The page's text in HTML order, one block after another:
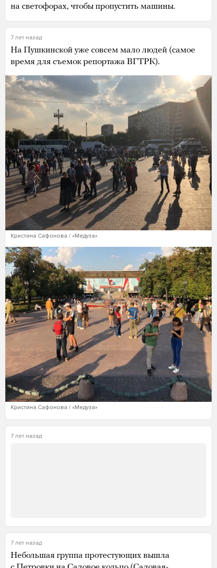
на светофорах, чтобы пропустить машины.
7 лет назад
На Пушкинской уже совсем мало людей (самое
время для съемок репортажа ВГТРК).
Кристина Сафонова / «Медуза»
Кристина Сафонова / «Медуза»
7 лет назад
7 лет назад
Небольшая группа протестующих вышла